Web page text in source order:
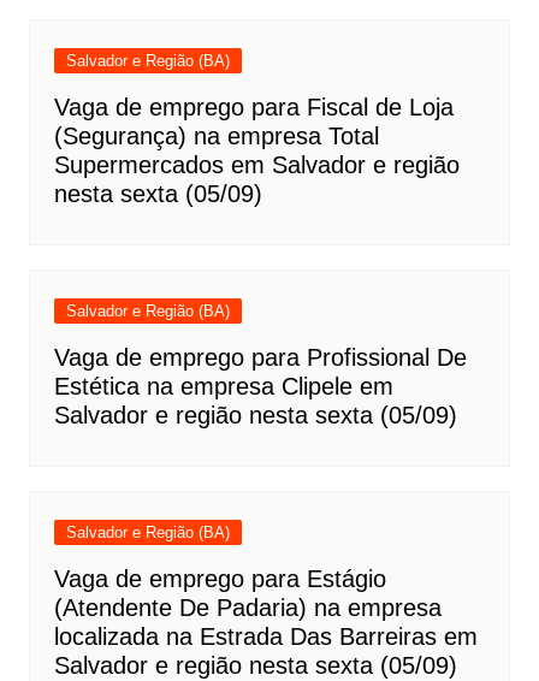
Salvador e Região (BA)
Vaga de emprego para Fiscal de Loja
(Segurança) na empresa Total
Supermercados em Salvador e região
nesta sexta (05/09)
Salvador e Região (BA)
Vaga de emprego para Profissional De
Estética na empresa Clipele em
Salvador e região nesta sexta (05/09)
Salvador e Região (BA)
Vaga de emprego para Estágio
(Atendente De Padaria) na empresa
localizada na Estrada Das Barreiras em
Salvador e região nesta sexta (05/09)